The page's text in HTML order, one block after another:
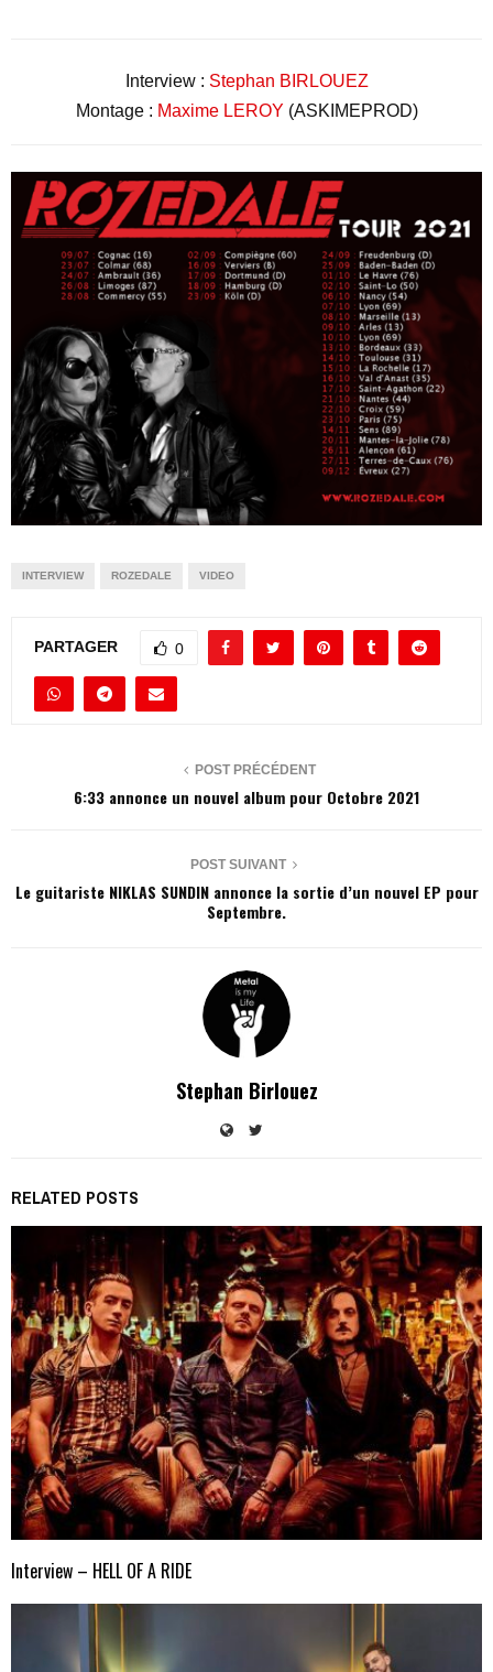
Interview : Stephan BIRLOUEZ
Montage : Maxime LEROY (ASKIMEPROD)
INTERVIEW ROZEDALE VIDEO
PARTAGER 0
POST PRÉCÉDENT
6:33 annonce un nouvel album pour Octobre 2021
POST SUIVANT
Le guitariste NIKLAS SUNDIN annonce la sortie d’un nouvel EP pour
Septembre.
Stephan Birlouez
RELATED POSTS
Interview – HELL OF A RIDE